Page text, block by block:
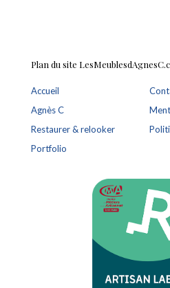
Plan du site
Accueil
Agnès C
Restaurer & relooker
Portfolio